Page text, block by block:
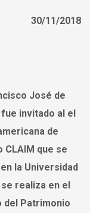
30/11/2018
José de
invitado al el
de
que se
la Universidad
realiza en el
del Patrimonio